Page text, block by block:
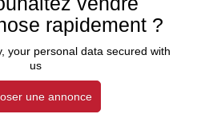
rapidement ?
your personal data secured with
us
une annonce